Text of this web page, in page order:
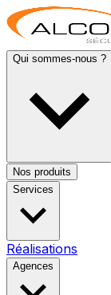
Qui sommes-nous ?
Nos produits
Services
Réalisations
Agences